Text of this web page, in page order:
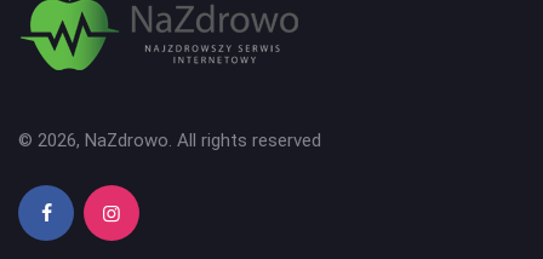
© 2026, NaZdrowo. All rights reserved